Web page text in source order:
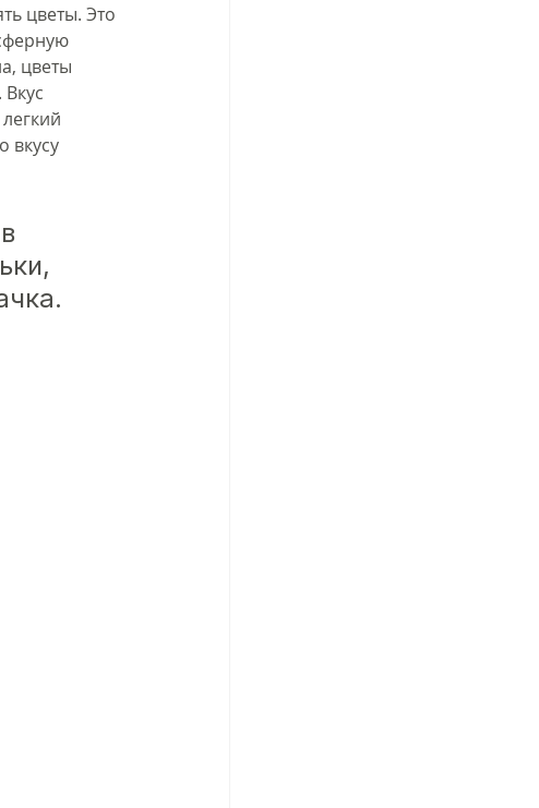
цветы. Это
цветы
вкусу